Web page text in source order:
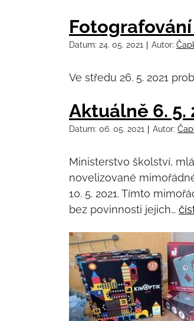
Datum: 24. 05. 2021 Autor:
Ve středu 26. 5. 2021
Aktuálně 6. 5.
Datum: 06. 05. 2021 Autor:
Ministerstvo školství,
novelizované
10. 5. 2021. Tímto
bez povinnosti jejich…